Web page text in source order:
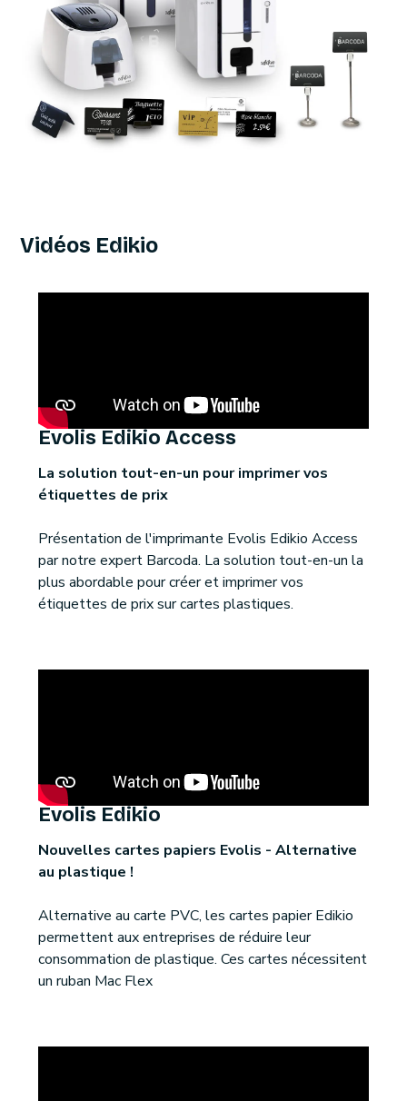
Vidéos Edikio
Evolis Edikio Access
La solution tout-en-un pour imprimer vos
étiquettes de prix
Présentation de l'imprimante Evolis Edikio Access
par notre expert Barcoda. La solution tout-en-un la
plus abordable pour créer et imprimer vos
étiquettes de prix sur cartes plastiques.
Evolis Edikio
Nouvelles cartes papiers Evolis - Alternative
au plastique !
Alternative au carte PVC, les cartes papier Edikio
permettent aux entreprises de réduire leur
consommation de plastique. Ces cartes nécessitent
un ruban Mac Flex